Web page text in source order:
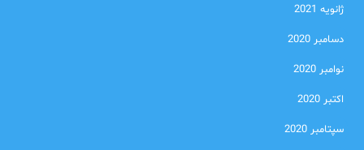
ژانویه 2021
دسامبر 2020
نوامبر 2020
اکتبر 2020
سپتامبر 2020